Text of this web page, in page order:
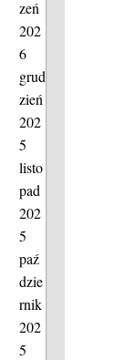
zeń
202
6
grud
zień
202
5
listo
pad
202
5
paź
dzie
rnik
202
5